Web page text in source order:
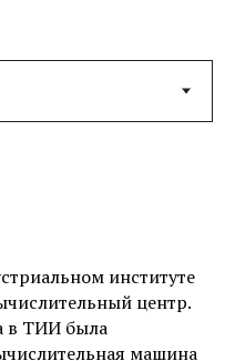
институте
центр.
в ТИИ была
машина